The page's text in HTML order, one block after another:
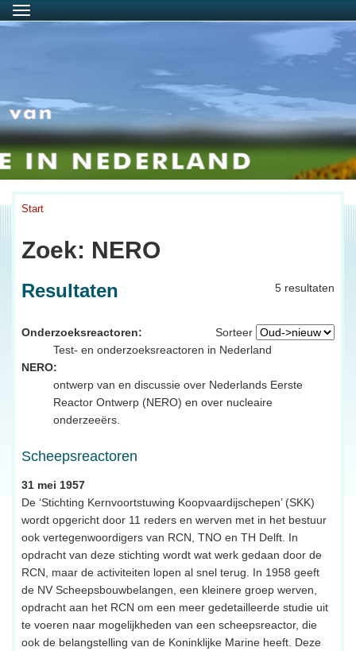
Menu
Start
Zoek: NERO
5 resultaten
Resultaten
Sorteer
Onderzoeksreactoren:
Test- en onderzoeksreactoren in Nederland
NERO:
ontwerp van en discussie over Nederlands Eerste
Reactor Ontwerp (NERO) en over nucleaire
onderzeeërs.
Scheepsreactoren
31 mei 1957
De ‘Stichting Kernvoortstuwing Koopvaardijschepen’ (SKK)
wordt opgericht door 11 reders en werven met in het bestuur
ook vertegenwoordigers van RCN, TNO en TH Delft. In
opdracht van deze stichting wordt wat werk gedaan door de
RCN, maar de activiteiten lopen al snel terug. In 1958 geeft
de NV Scheepsbouwbelangen, een kleinere groep werven,
opdracht aan het RCN om een meer gedetailleerde studie uit
te voeren naar mogelijkheden van een scheepsreactor, die
ook de belangstelling van de Koninklijke Marine heeft. Deze